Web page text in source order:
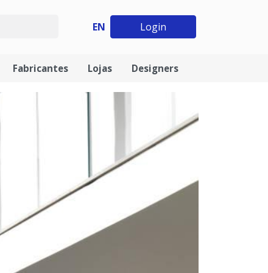
EN Login
Fabricantes Lojas Designers